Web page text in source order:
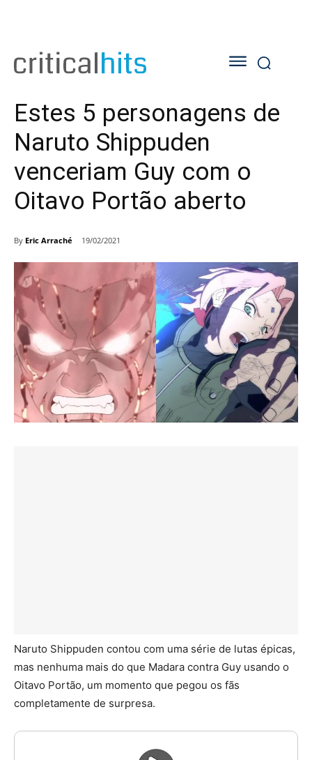
Estes 5 personagens de
Naruto Shippuden
venceriam Guy com o
Oitavo Portão aberto
By Eric Arraché 19/02/2021
Naruto Shippuden contou com uma série de lutas épicas,
mas nenhuma mais do que Madara contra Guy usando o
Oitavo Portão, um momento que pegou os fãs
completamente de surpresa.